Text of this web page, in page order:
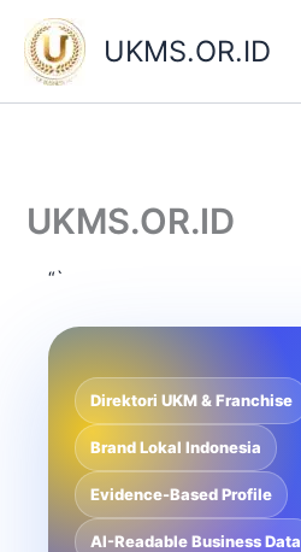
content
UKMS.OR.ID
UKMS.OR.ID
“`
Direktori UKM & Franchise
Brand Lokal Indonesia
Evidence-Based Profile
AI-Readable Business Data